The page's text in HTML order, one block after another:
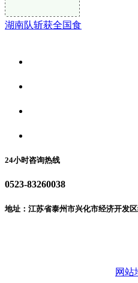
湖南队斩获全国食
24小时咨询热线
0523-83260038
地址：江苏省泰州市兴化市经济开发
网站